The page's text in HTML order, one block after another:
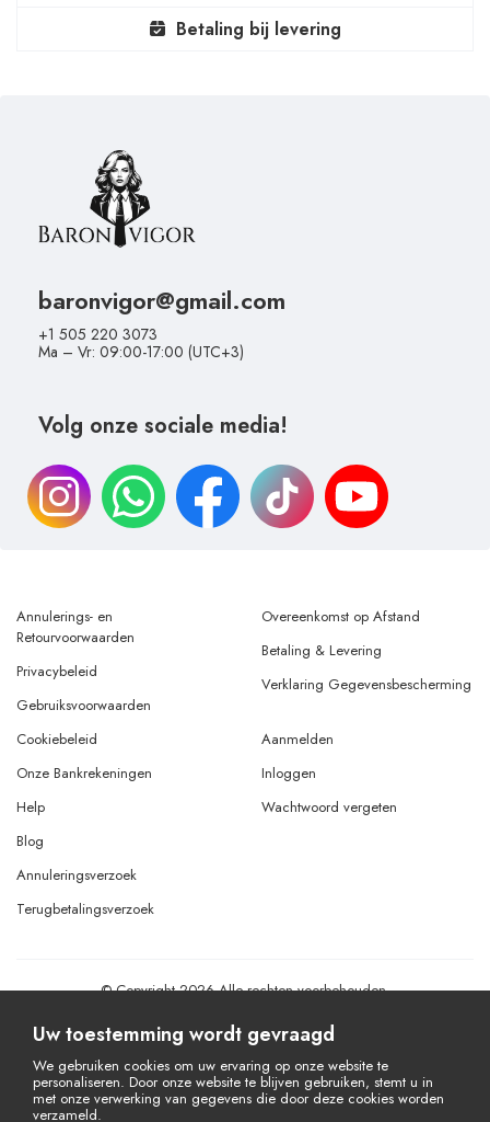
Betaling bij levering
baronvigor@gmail.com
+1 505 220 3073
Ma – Vr: 09:00-17:00 (UTC+3)
Volg onze sociale media!
Annulerings- en
Retourvoorwaarden
Privacybeleid
Gebruiksvoorwaarden
Overeenkomst op Afstand
Betaling & Levering
Verklaring Gegevensbescherming
Cookiebeleid
Onze Bankrekeningen
Help
Aanmelden
Inloggen
Wachtwoord vergeten
Blog
Annuleringsverzoek
Terugbetalingsverzoek
© Copyright 2026 Alle rechten voorbehouden.
Uw toestemming wordt gevraagd
We gebruiken cookies om uw ervaring op onze website te
personaliseren. Door onze website te blijven gebruiken, stemt u in
met onze verwerking van gegevens die door deze cookies worden
verzameld.